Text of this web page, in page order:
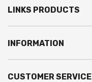
LINKS PRODUCTS
INFORMATION
CUSTOMER SERVICE